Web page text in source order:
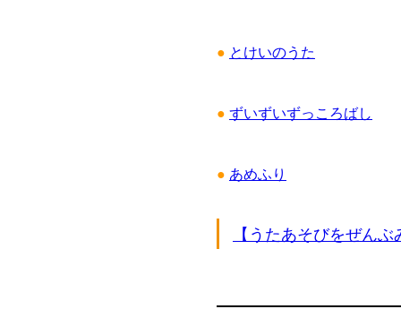
● とけいのうた
● ずいずいずっころばし
● あめふり
【うたあそびをぜんぶ